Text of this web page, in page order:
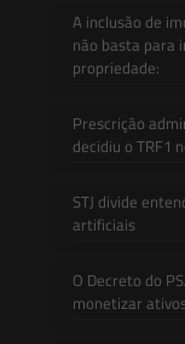
A inclusão de
não basta para
propriedade:
Prescrição
decidiu o TRF1
STJ divide
artificiais
O Decreto do
monetizar